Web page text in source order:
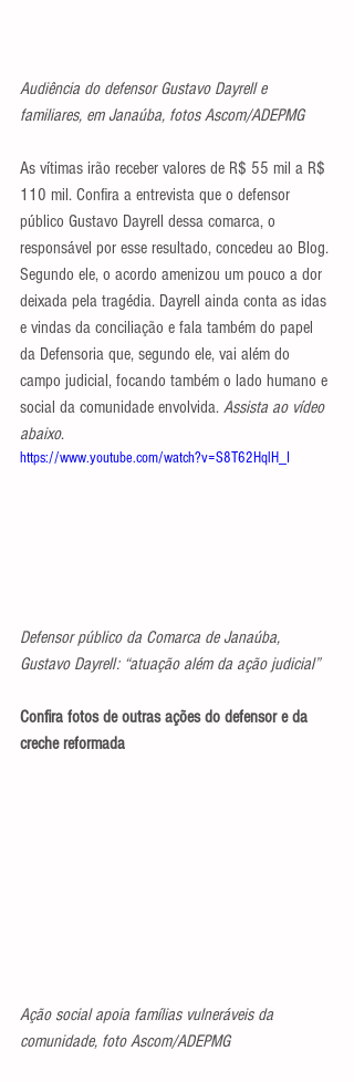
Audiência do defensor Gustavo Dayrell e
familiares, em Janaúba, fotos Ascom/ADEPMG
As vítimas irão receber valores de R$ 55 mil a R$
110 mil. Confira a entrevista que o defensor
público Gustavo Dayrell dessa comarca, o
responsável por esse resultado, concedeu ao Blog.
Segundo ele, o acordo amenizou um pouco a dor
deixada pela tragédia. Dayrell ainda conta as idas
e vindas da conciliação e fala também do papel
da Defensoria que, segundo ele, vai além do
campo judicial, focando também o lado humano e
social da comunidade envolvida. Assista ao vídeo
abaixo.
https://www.youtube.com/watch?v=S8T62HqlH_I
Defensor público da Comarca de Janaúba,
Gustavo Dayrell: “atuação além da ação judicial”
Confira fotos de outras ações do defensor e da
creche reformada
Ação social apoia famílias vulneráveis da
comunidade, foto Ascom/ADEPMG